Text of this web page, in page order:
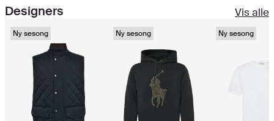
Designers Vis alle
Ny sesong Ny sesong Ny sesong